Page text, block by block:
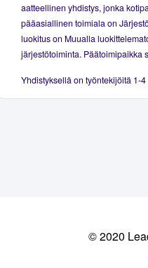
aatteellinen yhdistys, jonka
pääasiallinen toimiala on
luokitus on Muualla
järjestötoiminta. Päätoimipaikka
Yhdistyksellä on työntekijöitä 1-
© 2020